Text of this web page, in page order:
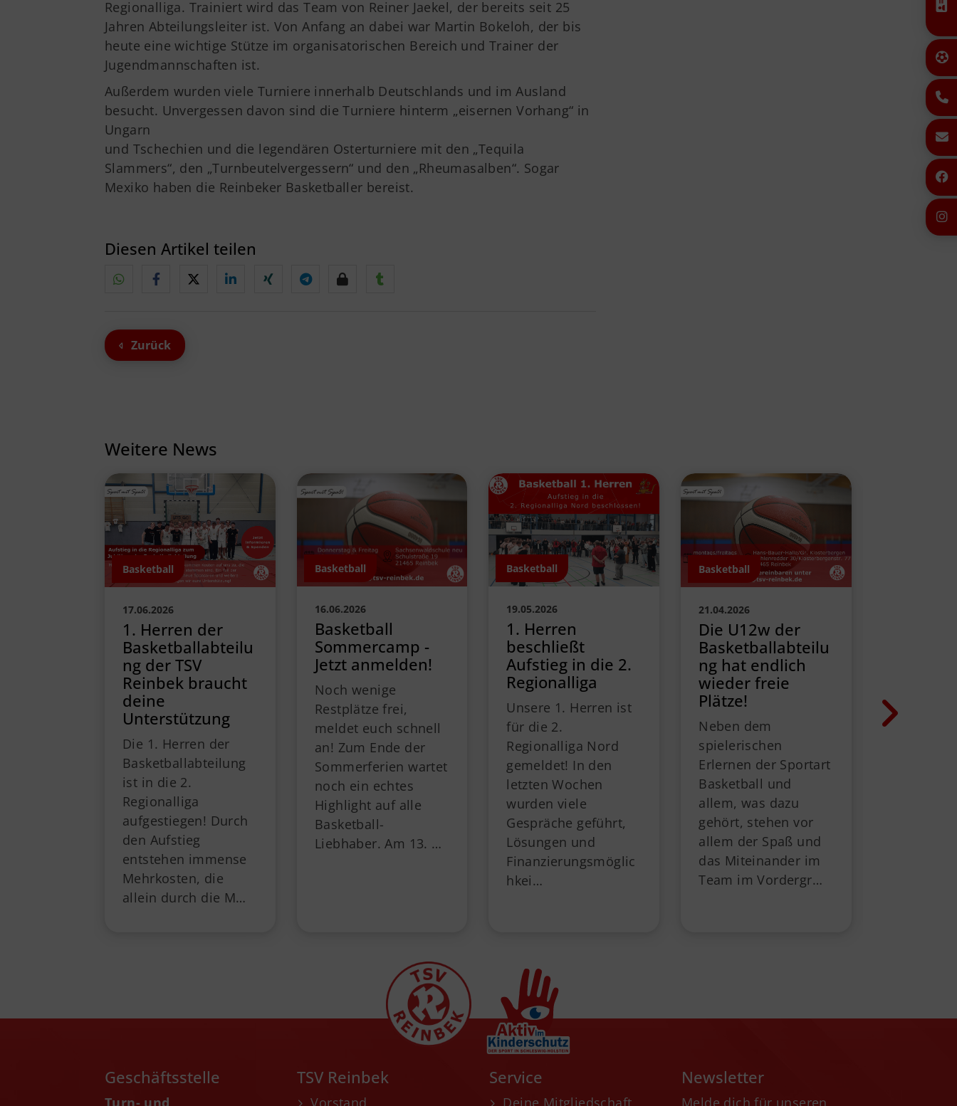
Regionalliga. Trainiert wird das Team von Reiner Jaekel, der bereits seit 25
Jahren Abteilungsleiter ist. Von Anfang an dabei war Martin Bokeloh, der bis
heute eine wichtige Stütze im organisatorischen Bereich und Trainer der
Jugendmannschaften ist.
Außerdem wurden viele Turniere innerhalb Deutschlands und im Ausland
besucht. Unvergessen davon sind die Turniere hinterm „eisernen Vorhang“ in
Ungarn
und Tschechien und die legendären Osterturniere mit den „Tequila
Slammers“, den „Turnbeutelvergessern“ und den „Rheumasalben“. Sogar
Mexiko haben die Reinbeker Basketballer bereist.
Diesen Artikel teilen
Zurück
Weitere News
Basketball
17.06.2026
1. Herren der
Basketballabteilu
ng der TSV
Reinbek braucht
deine
Unterstützung
Die 1. Herren der
Basketballabteilung
ist in die 2.
Regionalliga
aufgestiegen! Durch
den Aufstieg
entstehen immense
Mehrkosten, die
allein durch die M…
Basketball
16.06.2026
Basketball
Sommercamp -
Jetzt anmelden!
Noch wenige
Restplätze frei,
meldet euch schnell
an! Zum Ende der
Sommerferien wartet
noch ein echtes
Highlight auf alle
Basketball-
Liebhaber. Am 13. …
Basketball
19.05.2026
1. Herren
beschließt
Aufstieg in die 2.
Regionalliga
Unsere 1. Herren ist
für die 2.
Regionalliga Nord
gemeldet! In den
letzten Wochen
wurden viele
Gespräche geführt,
Lösungen und
Finanzierungsmöglic
hkei…
Basketball
21.04.2026
Die U12w der
Basketballabteilu
ng hat endlich
wieder freie
Plätze!
Neben dem
spielerischen
Erlernen der Sportart
Basketball und
allem, was dazu
gehört, stehen vor
allem der Spaß und
das Miteinander im
Team im Vordergr…
dem
Geschäftsstelle
Turn- und
TSV Reinbek
Vorstand
Service
Deine Mitgliedschaft
Newsletter
Melde dich für unseren